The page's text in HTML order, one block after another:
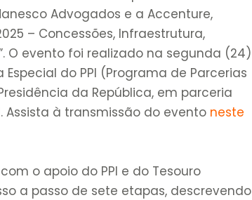
Advogados e a Accenture,
– Concessões, Infraestrutura,
O evento foi realizado na segunda (24)
do PPI (Programa de Parcerias
da República, em parceria
Assista à transmissão do evento neste
o apoio do PPI e do Tesouro
a passo de sete etapas, descrevendo